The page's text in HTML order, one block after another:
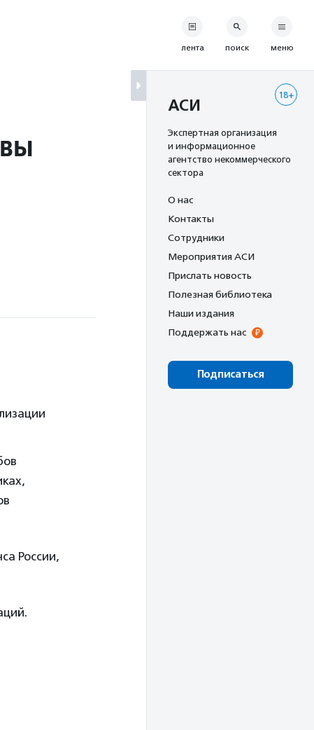
России,
лента поиск меню
18+
АСИ
Экспертная организация
и информационное
агентство некоммерческого
сектора
О нас
Контакты
Сотрудники
Мероприятия АСИ
Прислать новость
Полезная библиотека
Наши издания
Поддержать нас
Подписаться